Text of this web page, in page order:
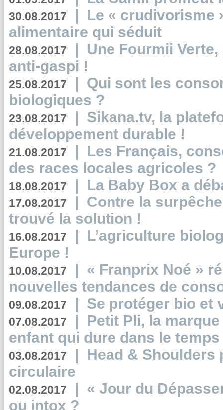
30.08.2017 | Le « crudivorisme
alimentaire qui séduit
28.08.2017 | Une Fourmii
anti-gaspi !
25.08.2017 | Qui sont les
biologiques ?
23.08.2017 | Sikana.tv, la
développement durable !
21.08.2017 | Les Français,
des races locales agricoles ?
18.08.2017 | La Baby Box a
17.08.2017 | Contre la
trouvé la solution !
16.08.2017 | L’agriculture
Europe !
10.08.2017 | « Franprix Noé »
nouvelles tendances de
09.08.2017 | Se protéger bio et
07.08.2017 | Petit Pli, la
enfant qui dure dans le temps
03.08.2017 | Head & Shoulders
circulaire
02.08.2017 | « Jour du
ou intox ?